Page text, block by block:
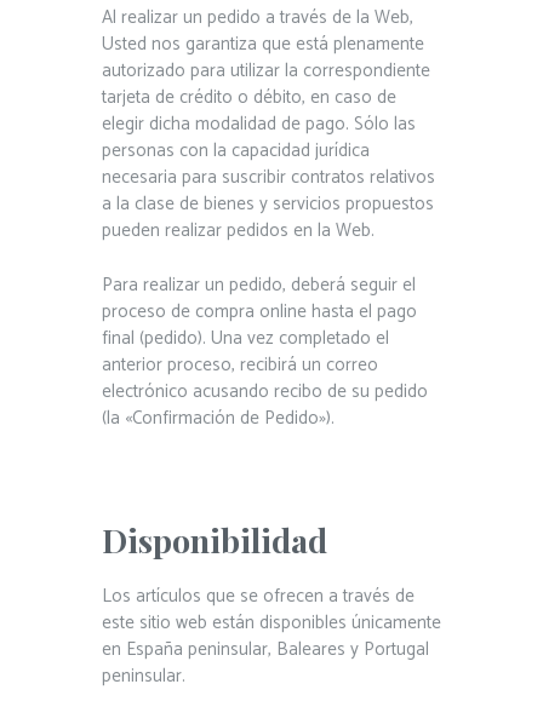
Al realizar un pedido a través de la Web,
Usted nos garantiza que está plenamente
autorizado para utilizar la correspondiente
tarjeta de crédito o débito, en caso de
elegir dicha modalidad de pago. Sólo las
personas con la capacidad jurídica
necesaria para suscribir contratos relativos
a la clase de bienes y servicios propuestos
pueden realizar pedidos en la Web.
Para realizar un pedido, deberá seguir el
proceso de compra online hasta el pago
final (pedido). Una vez completado el
anterior proceso, recibirá un correo
electrónico acusando recibo de su pedido
(la «Confirmación de Pedido»).
Disponibilidad
Los artículos que se ofrecen a través de
este sitio web están disponibles únicamente
en España peninsular, Baleares y Portugal
peninsular.